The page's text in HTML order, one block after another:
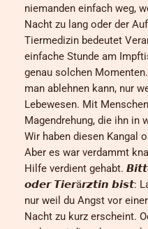
niemanden einfach weg,
Nacht zu lang oder der
Tiermedizin bedeutet
einfache Stunde am
genau solchen
man ablehnen kann, nur
Lebewesen. Mit
Magendrehung, die ihn in
Wir haben diesen Kangal
Aber es war verdammt
Hilfe verdient gehabt.
𝙤𝙙𝙚𝙧 𝙏𝙞𝙚𝙧ä𝙧𝙯𝙩𝙞𝙣 𝙗𝙞𝙨𝙩:
nur weil du Angst vor
Nacht zu kurz erscheint.